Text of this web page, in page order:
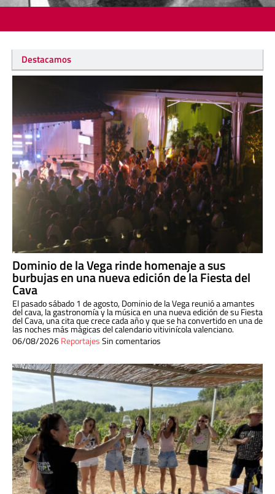
Destacamos
Dominio de la Vega rinde homenaje a sus
burbujas en una nueva edición de la Fiesta del
Cava
El pasado sábado 1 de agosto, Dominio de la Vega reunió a amantes
del cava, la gastronomía y la música en una nueva edición de su Fiesta
del Cava, una cita que crece cada año y que se ha convertido en una de
las noches más mágicas del calendario vitivinícola valenciano.
06/08/2026ReportajesSin comentarios